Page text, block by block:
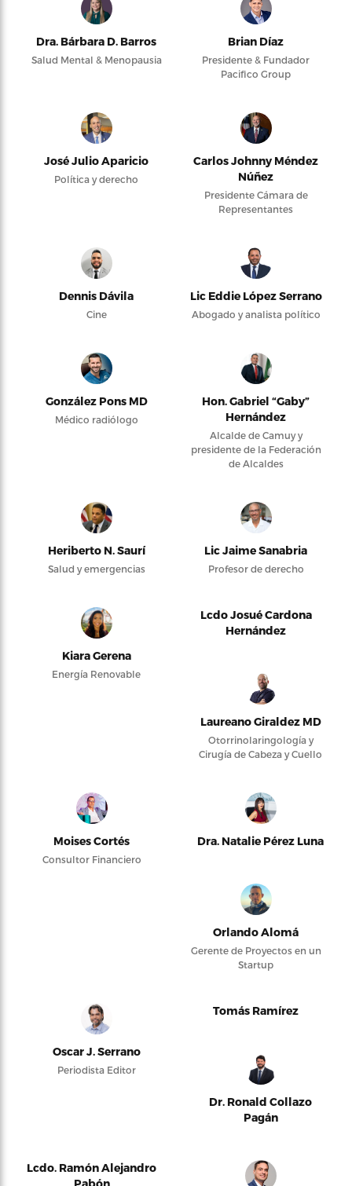
Dra. Bárbara D. Barros
Salud Mental & Menopausia
Brian Díaz
Presidente & Fundador
Pacifico Group
José Julio Aparicio
Política y derecho
Carlos Johnny Méndez
Núñez
Presidente Cámara de
Representantes
Dennis Dávila
Cine
Lic Eddie López Serrano
Abogado y analista político
González Pons MD
Médico radiólogo
Hon. Gabriel “Gaby”
Hernández
Alcalde de Camuy y
presidente de la Federación
de Alcaldes
Heriberto N. Saurí
Salud y emergencias
Lic Jaime Sanabria
Profesor de derecho
Kiara Gerena
Energía Renovable
Lcdo Josué Cardona
Hernández
Laureano Giraldez MD
Otorrinolaringología y
Cirugía de Cabeza y Cuello
Moises Cortés
Consultor Financiero
Dra. Natalie Pérez Luna
Orlando Alomá
Gerente de Proyectos en un
Startup
Oscar J. Serrano
Periodista Editor
Tomás Ramírez
Dr. Ronald Collazo
Pagán
Lcdo. Ramón Alejandro
Pabón